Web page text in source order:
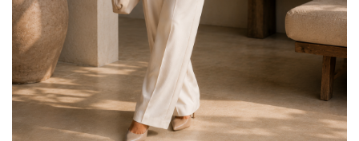
Tricouri si topuri
Rochii de eveniment